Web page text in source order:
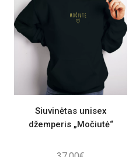
Siuvinėtas unisex
džemperis „Močiutė“